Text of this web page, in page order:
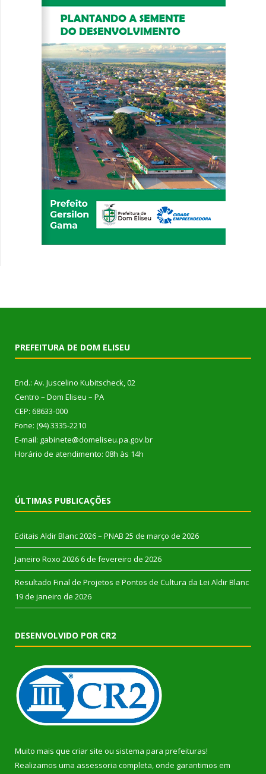
PREFEITURA DE DOM ELISEU
End.: Av. Juscelino Kubitscheck, 02
Centro – Dom Eliseu – PA
CEP: 68633-000
Fone: (94) 3335-2210
E-mail: gabinete@domeliseu.pa.gov.br
Horário de atendimento: 08h às 14h
ÚLTIMAS PUBLICAÇÕES
Editais Aldir Blanc 2026 – PNAB 25 de março de 2026
Janeiro Roxo 2026 6 de fevereiro de 2026
Resultado Final de Projetos e Pontos de Cultura da Lei Aldir Blanc
19 de janeiro de 2026
DESENVOLVIDO POR CR2
Muito mais que criar site ou sistema para prefeituras!
Realizamos uma assessoria completa, onde garantimos em